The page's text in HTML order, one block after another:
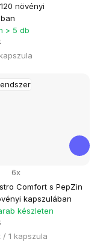
növényi
> 5 db
Comfort s PepZin
kapszulában
6x
készleten
/ 1 kapszula